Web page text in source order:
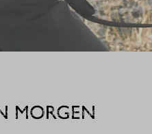
Sie ist die nächste
MORGEN